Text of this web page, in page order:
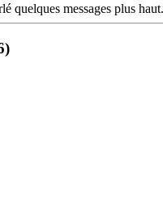
quelques messages plus